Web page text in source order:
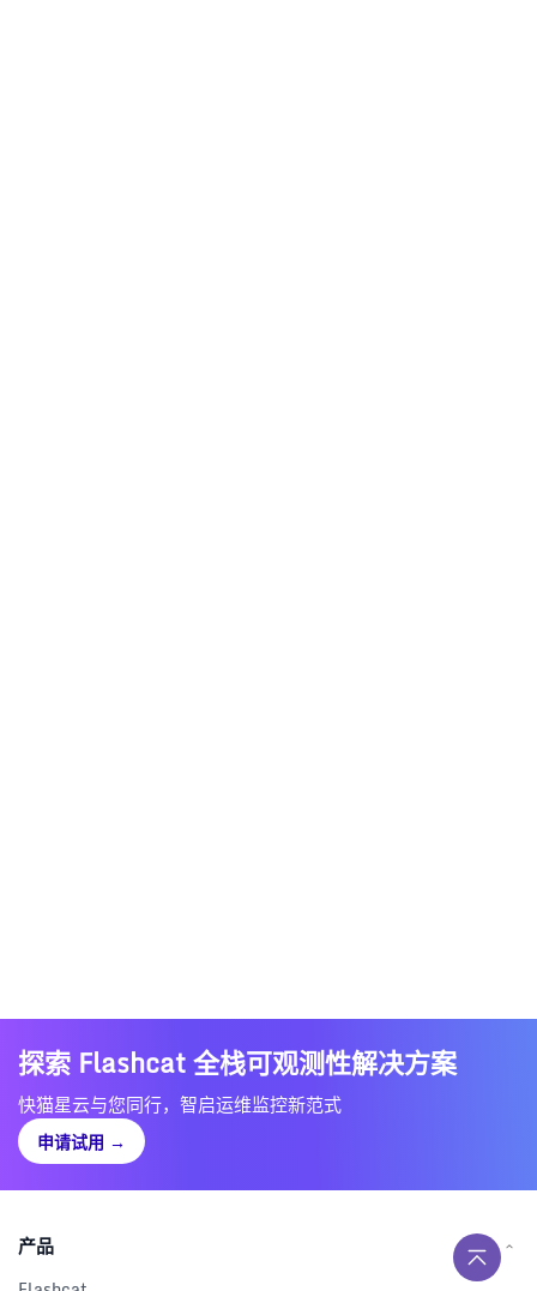
探索 Flashcat 全栈可观测性解决方案
快猫星云与您同行，智启运维监控新范式
申请试用 →
产品